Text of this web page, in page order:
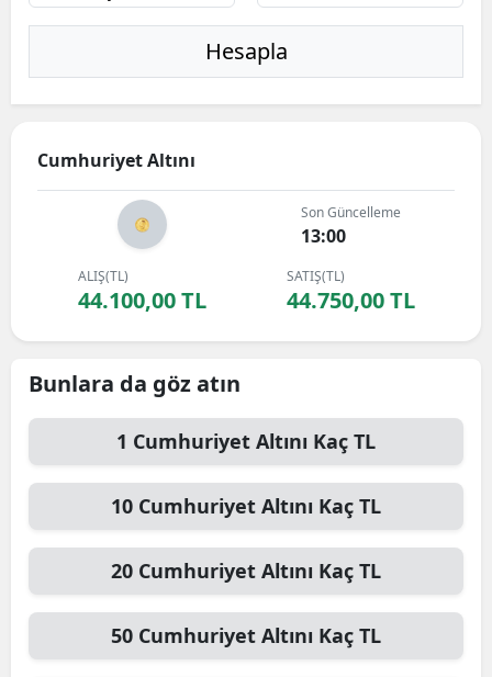
Hesapla
Cumhuriyet Altını
Son Güncelleme
13:00
ALIŞ(TL)
44.100,00 TL
SATIŞ(TL)
44.750,00 TL
Bunlara da göz atın
1 Cumhuriyet Altını Kaç TL
10 Cumhuriyet Altını Kaç TL
20 Cumhuriyet Altını Kaç TL
50 Cumhuriyet Altını Kaç TL